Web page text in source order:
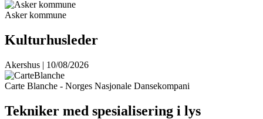
Asker kommune
Kulturhusleder
Akershus | 10/08/2026
Carte Blanche - Norges Nasjonale Dansekompani
Tekniker med spesialisering i lys